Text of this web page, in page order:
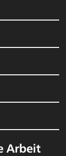
Arbeit